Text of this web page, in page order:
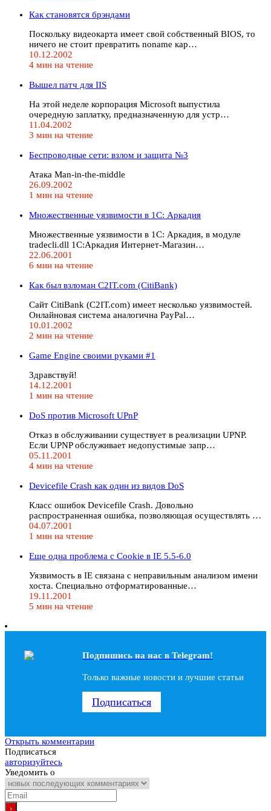
Как становятся брэндами
Поскольку видеокарта имеет свой собственный BIOS, то
ничего не стоит превратить noname кар…
10.12.2002
4 мин на чтение
Вышел патч для IIS
На этой неделе корпорация Microsoft выпустила
очередную заплатку, предназначенную для устр…
11.04.2002
3 мин на чтение
Беспроводные сети: взлом и защита №3
Атака Man-in-the-middle
26.09.2002
1 мин на чтение
Множественные уязвимости в 1C: Аркадия
Множественные уязвимости в 1C: Аркадия, в модуле
tradecli.dll 1С:Аркадия Интернет-Магазин…
22.06.2001
6 мин на чтение
Как был взломан C2IT.com (CitiBank)
Сайт CitiBank (C2IT.com) имеет несколько уязвимостей.
Онлайновая система аналогична PayPal…
10.01.2002
2 мин на чтение
Game Engine своими руками #1
Здравствуй!
14.12.2001
1 мин на чтение
DoS против Microsoft UPnP
Отказ в обслуживании существует в реализации UPNP.
Если UPNP обслуживает недопустимые запр…
05.11.2001
4 мин на чтение
Devicefile Crash как один из видов DoS
Класс ошибок Devicefile Crash. Довольно
распространенная ошибка, позволяющая осуществлять …
04.07.2001
1 мин на чтение
Еще одна проблема с Cookie в IE 5.5-6.0
Уязвимость в IE связана с неправильным анализом имени
хоста. Специально отформатированные…
19.11.2001
5 мин на чтение
Подпишись на наc в Telegram!
Только важные новости и лучшие статьи
Подписаться
Открыть комментарии
Подписаться
авторизуйтесь
Уведомить о